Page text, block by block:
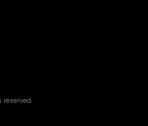
reserved.